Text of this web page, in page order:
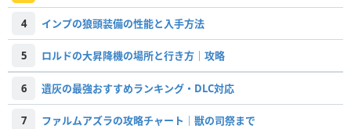
4 インプの狼頭装備の性能と入手方法
5 ロルドの大昇降機の場所と行き方｜攻略
6 遺灰の最強おすすめランキング・DLC対応
7 ファルムアズラの攻略チャート｜獣の司祭まで